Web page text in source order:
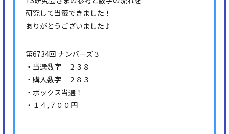
研究して当籤できました！
ありがとうございました♪
第6734回 ナンバーズ３
・当選数字 ２３８
・購入数字 ２８３
・ボックス当選！
・１４,７００円